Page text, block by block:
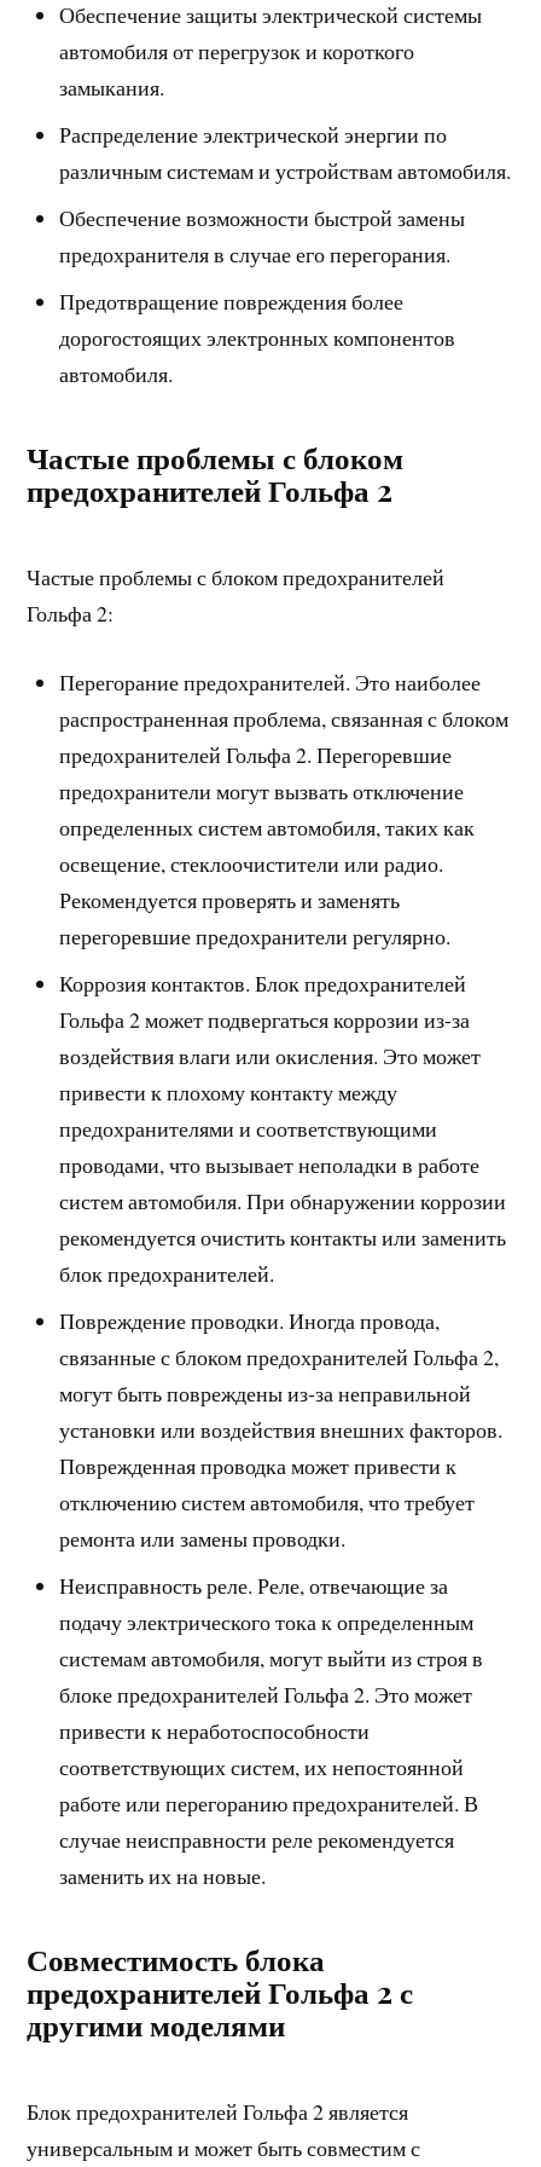
Обеспечение защиты электрической системы
автомобиля от перегрузок и короткого
замыкания.
Распределение электрической энергии по
различным системам и устройствам автомобиля.
Обеспечение возможности быстрой замены
предохранителя в случае его перегорания.
Предотвращение повреждения более
дорогостоящих электронных компонентов
автомобиля.
Частые проблемы с блоком
предохранителей Гольфа 2
Частые проблемы с блоком предохранителей
Гольфа 2:
Перегорание предохранителей. Это наиболее
распространенная проблема, связанная с блоком
предохранителей Гольфа 2. Перегоревшие
предохранители могут вызвать отключение
определенных систем автомобиля, таких как
освещение, стеклоочистители или радио.
Рекомендуется проверять и заменять
перегоревшие предохранители регулярно.
Коррозия контактов. Блок предохранителей
Гольфа 2 может подвергаться коррозии из-за
воздействия влаги или окисления. Это может
привести к плохому контакту между
предохранителями и соответствующими
проводами, что вызывает неполадки в работе
систем автомобиля. При обнаружении коррозии
рекомендуется очистить контакты или заменить
блок предохранителей.
Повреждение проводки. Иногда провода,
связанные с блоком предохранителей Гольфа 2,
могут быть повреждены из-за неправильной
установки или воздействия внешних факторов.
Поврежденная проводка может привести к
отключению систем автомобиля, что требует
ремонта или замены проводки.
Неисправность реле. Реле, отвечающие за
подачу электрического тока к определенным
системам автомобиля, могут выйти из строя в
блоке предохранителей Гольфа 2. Это может
привести к неработоспособности
соответствующих систем, их непостоянной
работе или перегоранию предохранителей. В
случае неисправности реле рекомендуется
заменить их на новые.
Совместимость блока
предохранителей Гольфа 2 с
другими моделями
Блок предохранителей Гольфа 2 является
универсальным и может быть совместим с